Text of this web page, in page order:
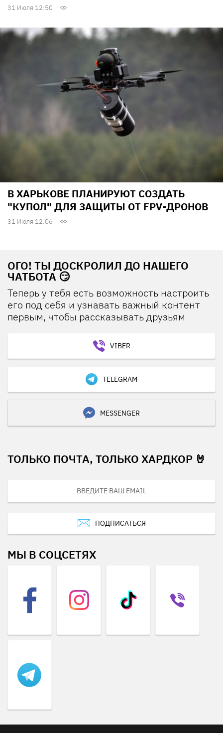
31 Июля 12:50
В ХАРЬКОВЕ ПЛАНИРУЮТ СОЗДАТЬ
"КУПОЛ" ДЛЯ ЗАЩИТЫ ОТ FPV-ДРОНОВ
31 Июля 12:06
ОГО! ТЫ ДОСКРОЛИЛ ДО НАШЕГО
ЧАТБОТА 😏
Теперь у тебя есть возможность настроить
его под себя и узнавать важный контент
первым, чтобы рассказывать друзьям
VIBER
TELEGRAM
MESSENGER
ТОЛЬКО ПОЧТА, ТОЛЬКО ХАРДКОР 🤘
ПОДПИСАТЬСЯ
МЫ В СОЦСЕТЯХ